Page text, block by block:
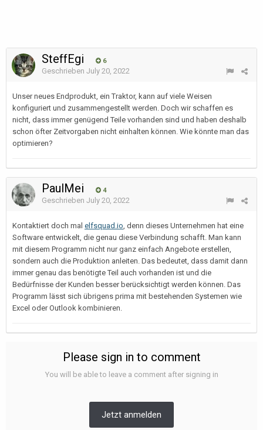
SteffEgi 6
Geschrieben July 20, 2022
Unser neues Endprodukt, ein Traktor, kann auf viele Weisen
konfiguriert und zusammengestellt werden. Doch wir schaffen es
nicht, dass immer genügend Teile vorhanden sind und haben deshalb
schon öfter Zeitvorgaben nicht einhalten können. Wie könnte man das
optimieren?
PaulMei 4
Geschrieben July 20, 2022
Kontaktiert doch mal elfsquad.io, denn dieses Unternehmen hat eine
Software entwickelt, die genau diese Verbindung schafft. Man kann
mit diesem Programm nicht nur ganz einfach Angebote erstellen,
sondern auch die Produktion anleiten. Das bedeutet, dass damit dann
immer genau das benötigte Teil auch vorhanden ist und die
Bedürfnisse der Kunden besser berücksichtigt werden können. Das
Programm lässt sich übrigens prima mit bestehenden Systemen wie
Excel oder Outlook kombinieren.
Please sign in to comment
You will be able to leave a comment after signing in
Jetzt anmelden